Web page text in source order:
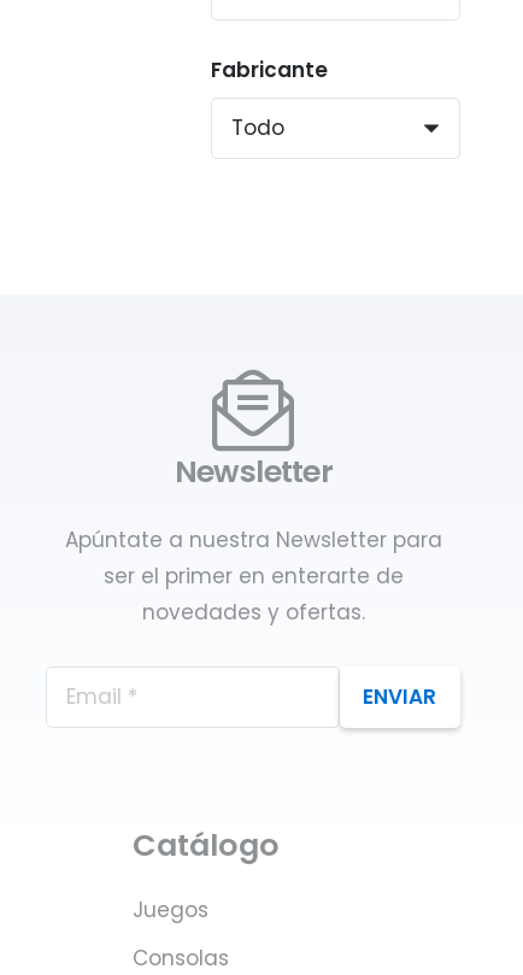
Fabricante
Newsletter
Apúntate a nuestra Newsletter para
ser el primer en enterarte de
novedades y ofertas.
ENVIAR
Catálogo
Juegos
Consolas